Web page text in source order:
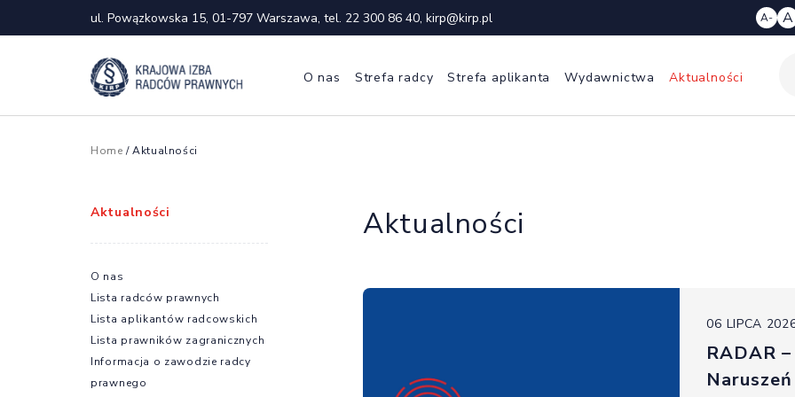
ul. Powązkowska 15, 01-797 Warszawa, tel. 22 300 86 40, kirp@kirp.pl A- A
O nas Strefa radcy Strefa aplikanta Wydawnictwa Aktualności
Home / Aktualności
Aktualności
06 LIPCA
RADAR
Aktualności
O nas
Lista radców prawnych
Lista aplikantów radcowskich
Lista prawników zagranicznych
Informacja o zawodzie radcy
prawnego